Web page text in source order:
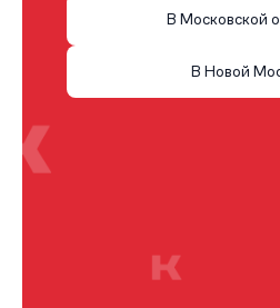
В Московской
В Новой